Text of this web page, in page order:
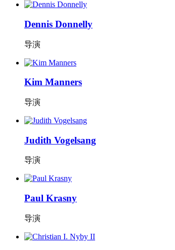
Dennis Donnelly
导演
Kim Manners
导演
Judith Vogelsang
导演
Paul Krasny
导演